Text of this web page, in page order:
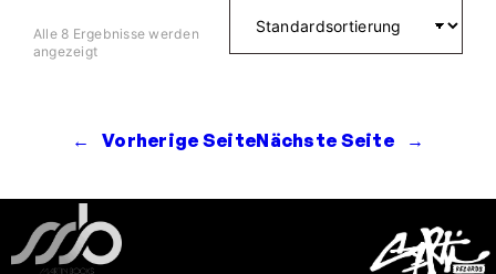
Alle 8 Ergebnisse werden
angezeigt
← Vorherige SeiteNächste Seite →